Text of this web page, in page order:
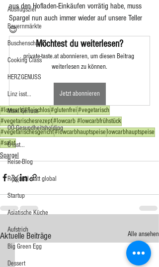
Ausflugsziel
Bauernmärkte
Buschenschank
Cooking Class
HERZGENUSS
Linz isst...
Maxi.Genuss
OÖ-Gesundheitsholding
Ö isst...
Reise-Blog
Regional statt global
Startup
Asiatische Küche
Aufstrich
Big Green Egg
Dessert
aus den Hofladen-Einkäufen vorrätig habe, muss
Spargel nun auch immer wieder auf unsere Teller
😉
Möchtest du weiterlesen?
private-taste.at abonnieren, um diesen Beitrag
weiterlesen zu können.
Jetzt abonnieren
#lowcarb#fleischlos#glutenfrei#vegetarisch
#vegetarischesrezept#lowcarb #lowcarbfrühstück
#vegetarischesgericht#lowcarbhauptspeise lowcarbhauptspeise
#salat
Spargel
Aktuelle Beiträge Alle ansehen